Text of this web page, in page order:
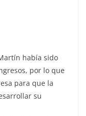
había sido
por lo que
para que la
su